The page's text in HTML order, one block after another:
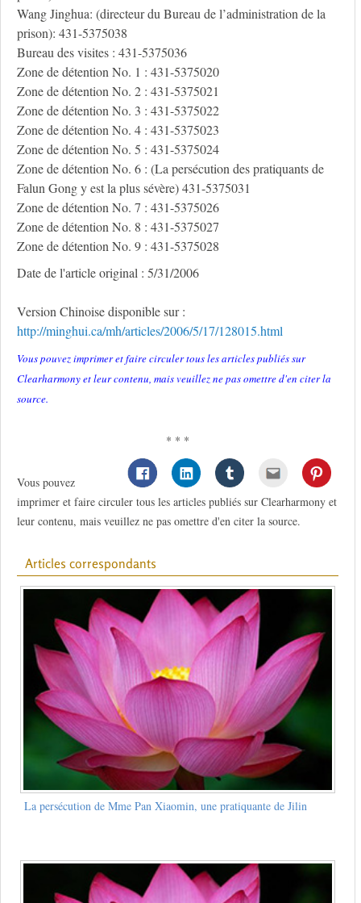
Wang Jinghua: (directeur du Bureau de l’administration de la
prison): 431-5375038
Bureau des visites : 431-5375036
Zone de détention No. 1 : 431-5375020
Zone de détention No. 2 : 431-5375021
Zone de détention No. 3 : 431-5375022
Zone de détention No. 4 : 431-5375023
Zone de détention No. 5 : 431-5375024
Zone de détention No. 6 : (La persécution des pratiquants de
Falun Gong y est la plus sévère) 431-5375031
Zone de détention No. 7 : 431-5375026
Zone de détention No. 8 : 431-5375027
Zone de détention No. 9 : 431-5375028
Date de l'article original : 5/31/2006
Version Chinoise disponible sur :
http://minghui.ca/mh/articles/2006/5/17/128015.html
Vous pouvez imprimer et faire circuler tous les articles publiés sur
Clearharmony et leur contenu, mais veuillez ne pas omettre d'en citer la
source.
* * *
Vous pouvez
imprimer et faire circuler tous les articles publiés sur Clearharmony et
leur contenu, mais veuillez ne pas omettre d'en citer la source.
Articles correspondants
La persécution de Mme Pan Xiaomin, une pratiquante de Jilin